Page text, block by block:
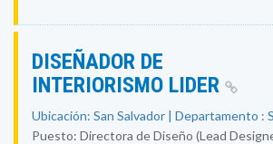
DISEÑADOR DE
INTERIORISMO LIDER
Ubicación: San Salvador | Departamento :
Puesto: Directora de Diseño (Lead